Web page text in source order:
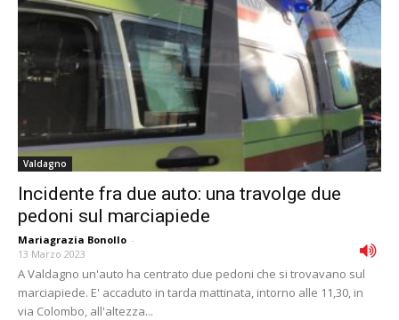
Valdagno
Incidente fra due auto: una travolge due
pedoni sul marciapiede
Mariagrazia Bonollo -
13 Marzo 2023
A Valdagno un'auto ha centrato due pedoni che si trovavano sul
marciapiede. E' accaduto in tarda mattinata, intorno alle 11,30, in
via Colombo, all'altezza...